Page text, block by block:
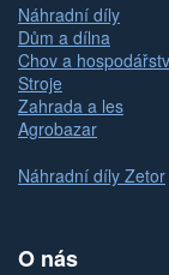
Náhradní díly
Dům a dílna
Chov a
Stroje
Zahrada a les
Agrobazar
Náhradní díly Zetor
O nás